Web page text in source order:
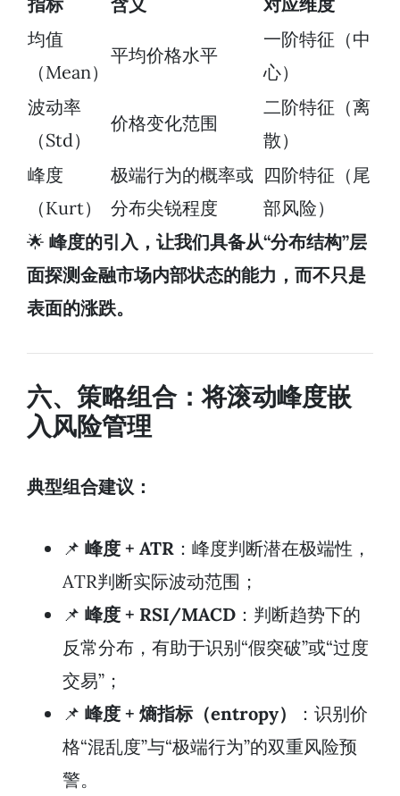
均值
（Mean）
平均价格水平
一阶特征（中
心）
波动率
（Std）
价格变化范围
二阶特征（离
散）
峰度
（Kurt）
极端行为的概率或
分布尖锐程度
四阶特征（尾
部风险）
🌟 峰度的引入，让我们具备从“分布结构”层
面探测金融市场内部状态的能力，而不只是
表面的涨跌。
六、策略组合：将滚动峰度嵌
入风险管理
典型组合建议：
📌 峰度 + ATR ：峰度判断潜在极端性，
ATR判断实际波动范围；
📌 峰度 + RSI/MACD ：判断趋势下的
反常分布，有助于识别“假突破”或“过度
交易”；
📌 峰度 + 熵指标（entropy）
：识别价
格“混乱度”与“极端行为”的双重风险预
警。